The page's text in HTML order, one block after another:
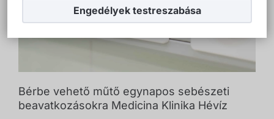
Engedélyek testreszabása
Bérbe vehető műtő egynapos sebészeti
beavatkozásokra Medicina Klinika Hévíz